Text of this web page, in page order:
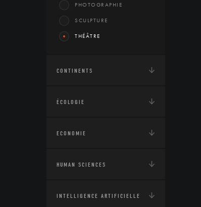
PHOTOGRAPHIE
SCULPTURE
THÉÂTRE
CONTINENTS
ÉCOLOGIE
ECONOMIE
HUMAN SCIENCES
INTELLIGENCE ARTIFICIELLE